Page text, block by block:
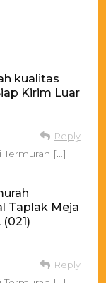
kualitas
Kirim Luar
Reply
[…]
Taplak Meja
Reply